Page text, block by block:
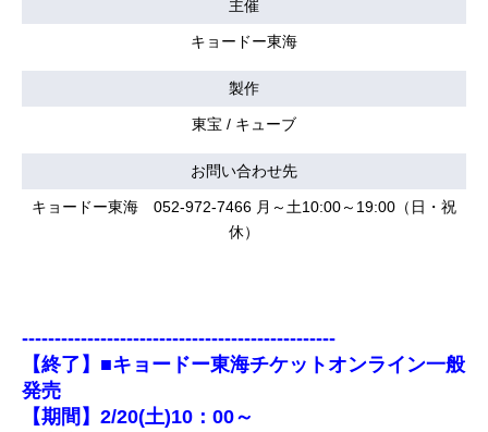
主催
キョードー東海
製作
東宝 / キューブ
お問い合わせ先
キョードー東海 052-972-7466 月～土10:00～19:00（日・祝
休）
------------------------------------------------
【終了】■キョードー東海チケットオンライン一般
発売
【期間】2/20(土)10：00～